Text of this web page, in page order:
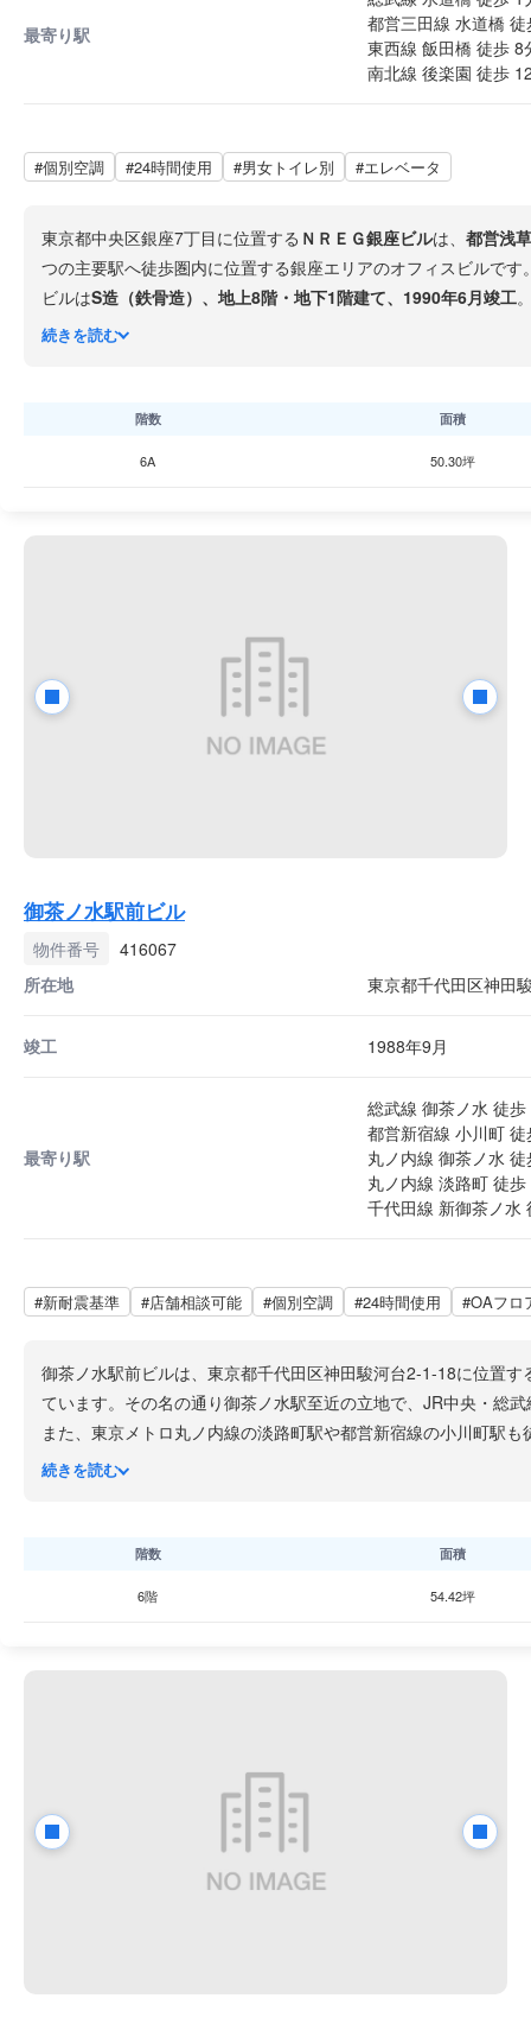
最寄り駅
都営三田線 水道橋
東西線 飯田橋 徒歩 8
南北線 後楽園 徒歩
#個別空調 #24時間使用 #男女トイレ別 #エレベータ
東京都中央区銀座7丁目に位置する ＮＲＥＧ銀座ビルは、 都営浅
つの主要駅へ徒歩圏内に位置する銀座エリアのオフィスビルで
ビルはS造（鉄骨造）、地上8階・地下1階建て、1990年6月竣工
ュリティ体制が整っています。ガラス張りの面が印象的な外観
続きを読む
階数 面積
6A 50.30坪
御茶ノ水駅前ビル
物件番号
416067
所在地
東京都千代田区神田
竣工 1988年9月
最寄り駅
総武線 御茶ノ水 徒歩
都営新宿線 小川町
丸ノ内線 御茶ノ水
丸ノ内線 淡路町 徒
千代田線 新御茶ノ水
#新耐震基準 #店舗相談可能 #個別空調 #24時間使用 #OAフロ
御茶ノ水駅前ビルは、東京都千代田区神田駿河台2-1-18に位置
ています。その名の通り御茶ノ水駅至近の立地で、JR中央・総
また、東京メトロ丸ノ内線の淡路町駅や都営新宿線の小川町駅
学・日本大学などが集積する文教地区としての歴史を持ちなが
は1基設置されており、基準階の貸室面積は約92坪です。周辺
続きを読む
階数 面積
6階 54.42坪